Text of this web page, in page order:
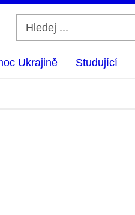
Ukrajině Studující